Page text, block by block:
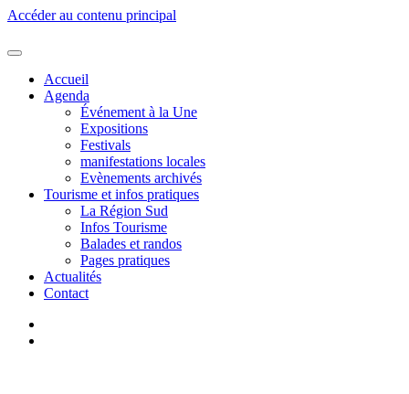
Accéder au contenu principal
Accueil
Agenda
Événement à la Une
Expositions
Festivals
manifestations locales
Evènements archivés
Tourisme et infos pratiques
La Région Sud
Infos Tourisme
Balades et randos
Pages pratiques
Actualités
Contact